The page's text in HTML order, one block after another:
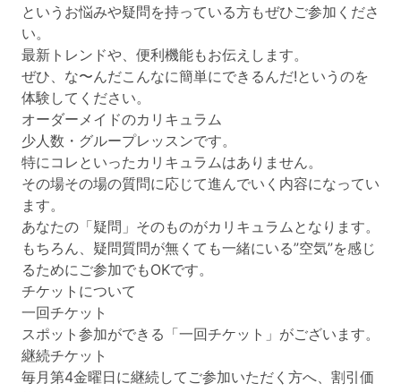
というお悩みや疑問を持っている方もぜひご参加くださ
い。
最新トレンドや、便利機能もお伝えします。
ぜひ、な〜んだこんなに簡単にできるんだ!というのを
体験してください。
オーダーメイドのカリキュラム
少人数・グループレッスンです。
特にコレといったカリキュラムはありません。
その場その場の質問に応じて進んでいく内容になってい
ます。
あなたの「疑問」そのものがカリキュラムとなります。
もちろん、疑問質問が無くても一緒にいる”空気”を感じ
るためにご参加でもOKです。
チケットについて
一回チケット
スポット参加ができる「一回チケット」がございます。
継続チケット
毎月第4金曜日に継続してご参加いただく方へ、割引価